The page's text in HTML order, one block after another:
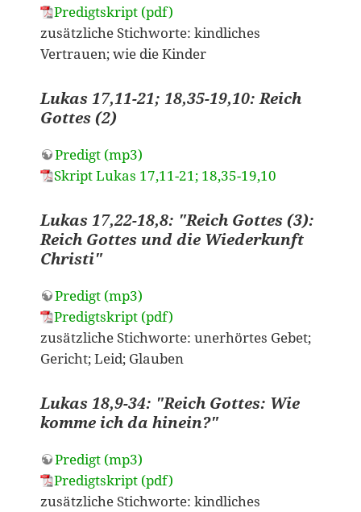
Predigtskript (pdf)
zusätzliche Stichworte: kindliches
Vertrauen; wie die Kinder
Lukas 17,11-21; 18,35-19,10: Reich
Gottes (2)
Predigt (mp3)
Skript Lukas 17,11-21; 18,35-19,10
Lukas 17,22-18,8: "Reich Gottes (3):
Reich Gottes und die Wiederkunft
Christi"
Predigt (mp3)
Predigtskript (pdf)
zusätzliche Stichworte: unerhörtes Gebet;
Gericht; Leid; Glauben
Lukas 18,9-34: "Reich Gottes: Wie
komme ich da hinein?"
Predigt (mp3)
Predigtskript (pdf)
zusätzliche Stichworte: kindliches